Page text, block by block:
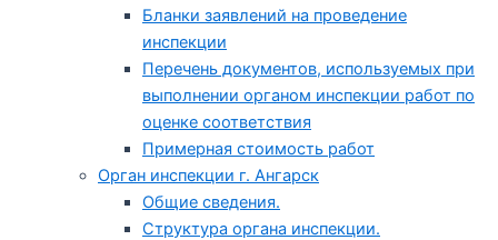
Бланки заявлений на проведение
инспекции
Перечень документов, используемых при
выполнении органом инспекции работ по
оценке соответствия
Примерная стоимость работ
Орган инспекции г. Ангарск
Общие сведения.
Структура органа инспекции.